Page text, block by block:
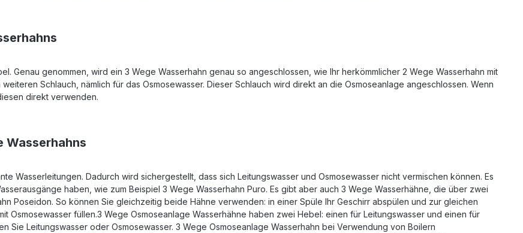
Genau genommen, wird ein 3 Wege Wasserhahn genau so angeschlossen, wie Ihr herkömmlicher 2 Wege Wasserhahn mit
Schlauch, nämlich für das Osmosewasser. Dieser Schlauch wird direkt an die Osmoseanlage angeschlossen. Wenn
direkt verwenden.
Wasserhahns
Wasserleitungen. Dadurch wird sichergestellt, dass sich Leitungswasser und Osmosewasser nicht vermischen können. Es
haben, wie zum Beispiel 3 Wege Wasserhahn Puro. Es gibt aber auch 3 Wege Wasserhähne, die über zwei
Poseidon. So können Sie gleichzeitig beide Hähne verwenden: in einer Spüle Ihr Geschirr abspülen und zur gleichen
Osmosewasser füllen.3 Wege Osmoseanlage Wasserhähne haben zwei Hebel: einen für Leitungswasser und einen für
Sie Leitungswasser oder Osmosewasser. 3 Wege Osmoseanlage Wasserhahn bei Verwendung von Boilern